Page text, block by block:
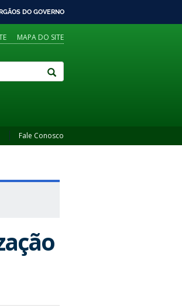
DO GOVERNO
MAPA DO SITE
Fale Conosco